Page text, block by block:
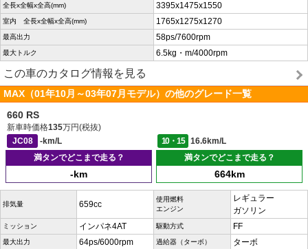
全長x全幅x全高(mm) 3395x1475x1550
室内 全長x全幅x全高(mm) 1765x1275x1270
最高出力 58ps/7600rpm
最大トルク 6.5kg・m/4000rpm
この車のカタログ情報を見る
MAX（01年10月～03年07月モデル）の他のグレード一覧
660 RS
新車時価格135万円(税抜)
JC08
-km/L 10・15
16.6km/L
満タンでどこまで走る？
-km
満タンでどこまで走る？
664km
排気量 659cc
使用燃料
エンジン
レギュラー
ガソリン
ミッション インパネ4AT 駆動方式 FF
最大出力 64ps/6000rpm 過給器（ターボ） ターボ